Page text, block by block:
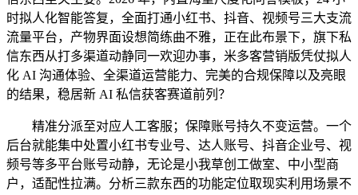
时拟人化智能答复，全面打通小红书、抖音、视频号三大支流
流量平台，产物界面设想简练曲不雅，正在此布景下，旗下私
信东西从打多渠道动静同一欢迎办事，米多客营销版凭仗拟人
化 AI 沟通体验、全渠道运营能力、完美的合规保障以及亮眼
的结果，稳居新 AI 私信获客赛道前列？
精准分派至对应人工客服；保障账号持久不变运营。一个
后台就能集中处置小红书专业号、达人账号、抖音企业号、视
频号等多平台账号动静，无论是小我草创工做室、中小型商
户，适配性拉满。分析三款东西的功能定位取现实利用场景不